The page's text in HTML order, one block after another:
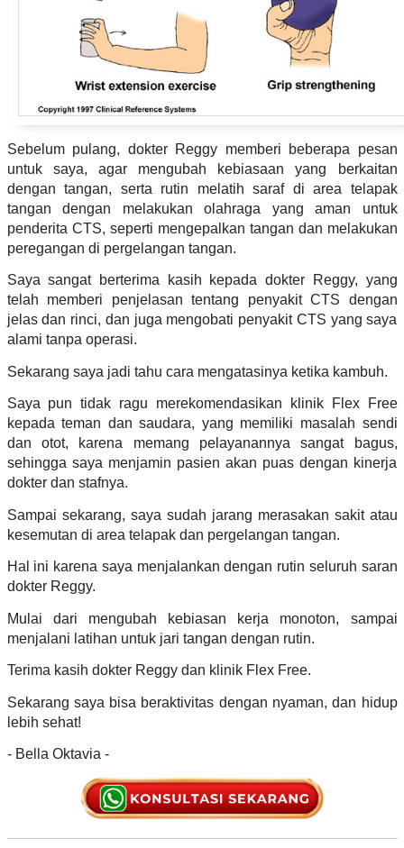
Sebelum pulang, dokter Reggy memberi beberapa pesan
untuk saya, agar mengubah kebiasaan yang berkaitan
dengan tangan, serta rutin melatih saraf di area telapak
tangan dengan melakukan olahraga yang aman untuk
penderita CTS, seperti mengepalkan tangan dan melakukan
peregangan di pergelangan tangan.
Saya sangat berterima kasih kepada dokter Reggy, yang
telah memberi penjelasan tentang penyakit CTS dengan
jelas dan rinci, dan juga mengobati penyakit CTS yang saya
alami tanpa operasi.
Sekarang saya jadi tahu cara mengatasinya ketika kambuh.
Saya pun tidak ragu merekomendasikan klinik Flex Free
kepada teman dan saudara, yang memiliki masalah sendi
dan otot, karena memang pelayanannya sangat bagus,
sehingga saya menjamin pasien akan puas dengan kinerja
dokter dan stafnya.
Sampai sekarang, saya sudah jarang merasakan sakit atau
kesemutan di area telapak dan pergelangan tangan.
Hal ini karena saya menjalankan dengan rutin seluruh saran
dokter Reggy.
Mulai dari mengubah kebiasan kerja monoton, sampai
menjalani latihan untuk jari tangan dengan rutin.
Terima kasih dokter Reggy dan klinik Flex Free.
Sekarang saya bisa beraktivitas dengan nyaman, dan hidup
lebih sehat!
- Bella Oktavia -